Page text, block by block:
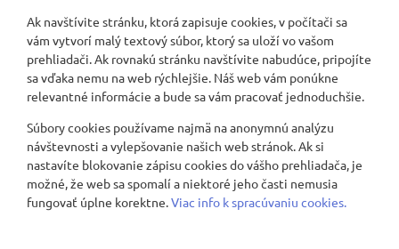
Nenašli sa žiadne záznamy
Zobraziť viac
Ak navštívite stránku, ktorá zapisuje cookies, v počítači sa
vám vytvorí malý textový súbor, ktorý sa uloží vo vašom
prehliadači. Ak rovnakú stránku navštívite nabudúce, pripojíte
sa vďaka nemu na web rýchlejšie. Náš web vám ponúkne
relevantné informácie a bude sa vám pracovať jednoduchšie.
Súbory cookies používame najmä na anonymnú analýzu
návštevnosti a vylepšovanie našich web stránok. Ak si
nastavíte blokovanie zápisu cookies do vášho prehliadača, je
možné, že web sa spomalí a niektoré jeho časti nemusia
fungovať úplne korektne.Viac info k spracúvaniu cookies.